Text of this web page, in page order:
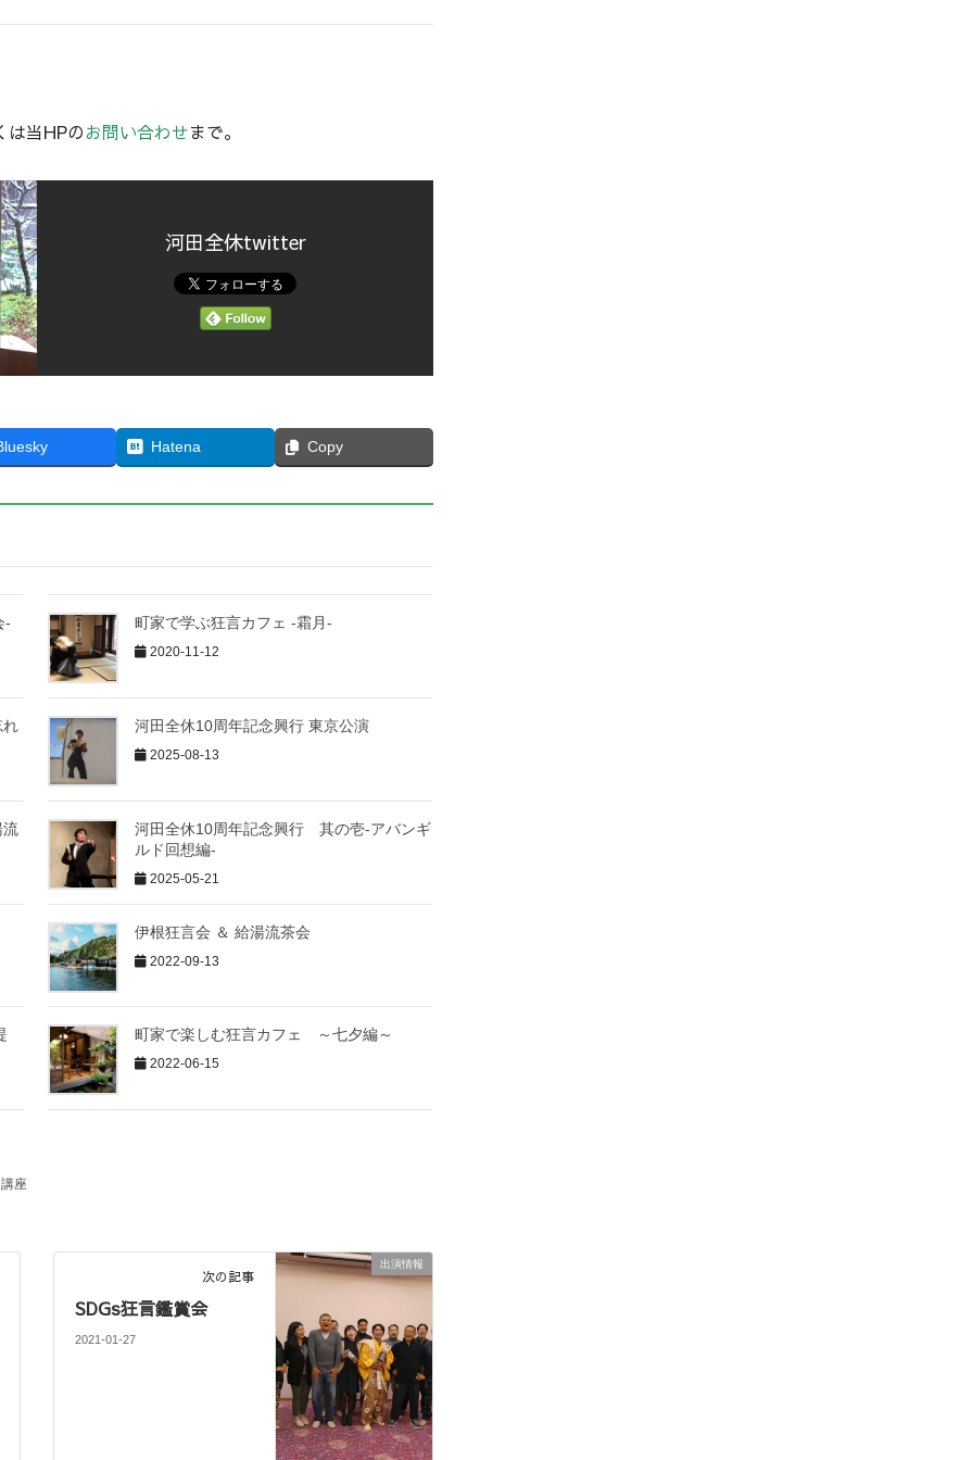
当HPのお問い合わせまで。
河田全休twitter
Hatena Copy
- 町家で学ぶ狂言カフェ -霜月-
2020-11-12
河田全休10周年記念興行 東京公演
2025-08-13
河田全休10周年記念興行 其の壱-アバンギ
ルド回想編-
2025-05-21
伊根狂言会 ＆ 給湯流茶会
2022-09-13
町家で楽しむ狂言カフェ ～七夕編～
2022-06-15
講座
出演情報
次の記事
SDGs狂言鑑賞会
2021-01-27